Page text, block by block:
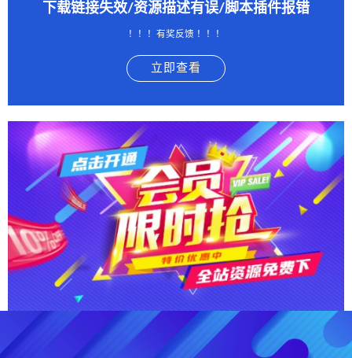
下载链接失效/资源描述有误/脚本插件报错
！！！有奖反馈 ！！！
立即查看